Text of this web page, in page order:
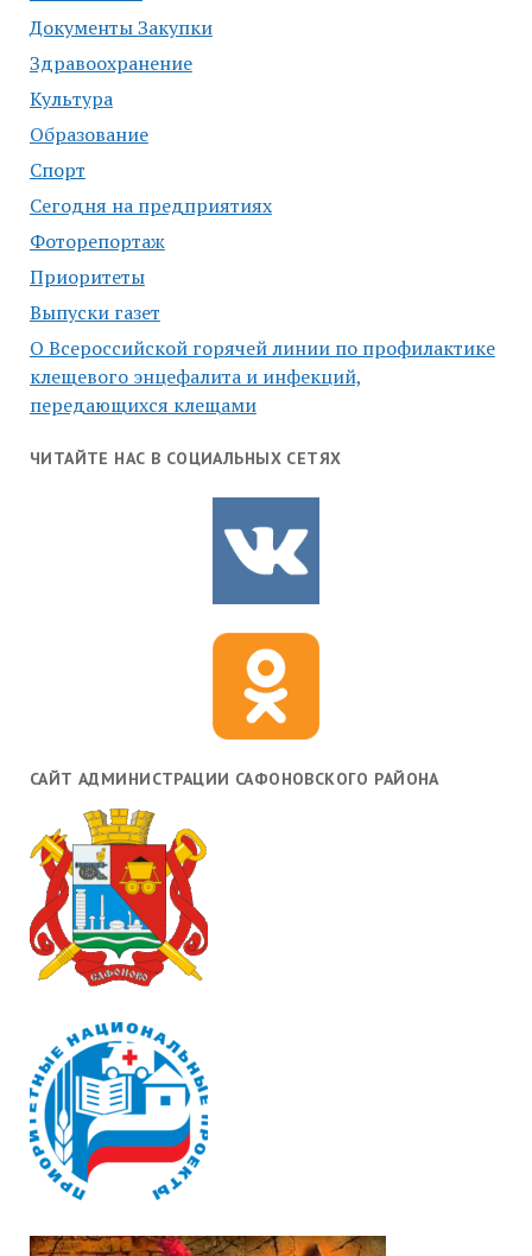
Документы Закупки
Здравоохранение
Культура
Образование
Спорт
Сегодня на предприятиях
Фоторепортаж
Приоритеты
Выпуски газет
О Всероссийской горячей линии по профилактике
клещевого энцефалита и инфекций,
передающихся клещами
ЧИТАЙТЕ НАС В СОЦИАЛЬНЫХ СЕТЯХ
САЙТ АДМИНИСТРАЦИИ САФОНОВСКОГО РАЙОНА